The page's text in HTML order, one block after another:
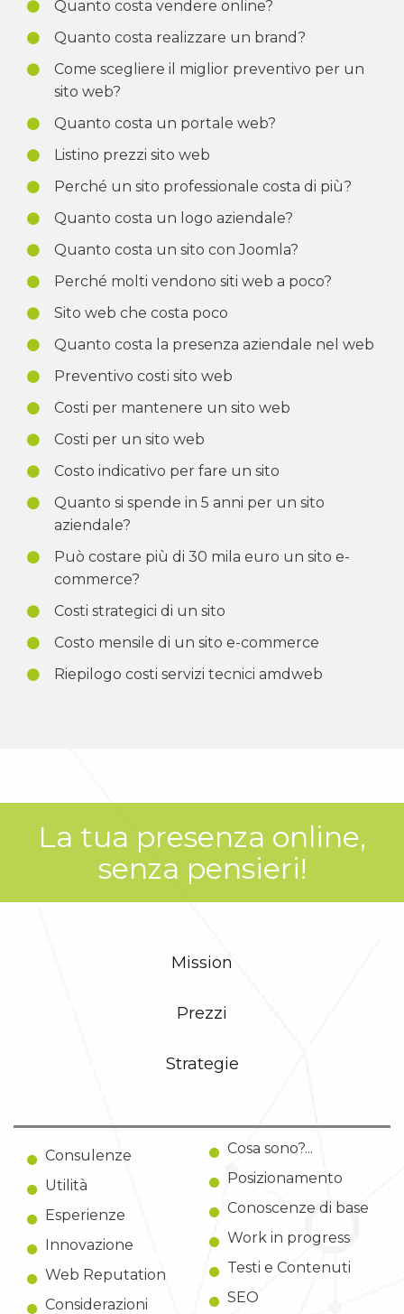
Quanto costa vendere online?
Quanto costa realizzare un brand?
Come scegliere il miglior preventivo per un
sito web?
Quanto costa un portale web?
Listino prezzi sito web
Perché un sito professionale costa di più?
Quanto costa un logo aziendale?
Quanto costa un sito con Joomla?
Perché molti vendono siti web a poco?
Sito web che costa poco
Quanto costa la presenza aziendale nel web
Preventivo costi sito web
Costi per mantenere un sito web
Costi per un sito web
Costo indicativo per fare un sito
Quanto si spende in 5 anni per un sito
aziendale?
Può costare più di 30 mila euro un sito e-
commerce?
Costi strategici di un sito
Costo mensile di un sito e-commerce
Riepilogo costi servizi tecnici amdweb
La tua presenza online,
senza pensieri!
Mission
Prezzi
Strategie
Consulenze
Utilità
Esperienze
Innovazione
Web Reputation
Considerazioni
Cosa sono?...
Posizionamento
Conoscenze di base
Work in progress
Testi e Contenuti
SEO